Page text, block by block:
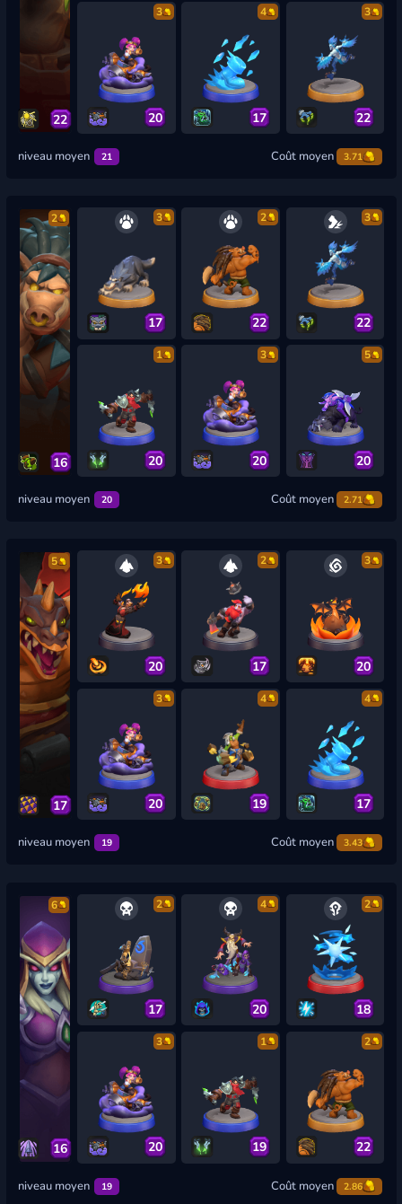
22
3
20
4
17
3
22
niveau moyen 21 Coût moyen 3.71
2
16
3
17
2
22
3
22
1
20
3
20
5
20
niveau moyen 20 Coût moyen 2.71
5
17
3
20
2
17
3
20
3
20
4
19
4
17
niveau moyen 19 Coût moyen 3.43
6
16
2
17
4
20
2
18
3
20
1
19
2
22
niveau moyen 19 Coût moyen 2.86